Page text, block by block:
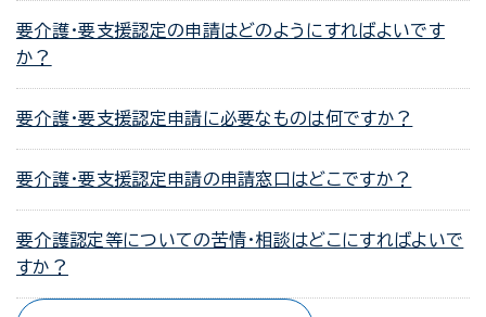
要介護・要支援認定の申請はどのようにすればよいです
か？
要介護・要支援認定申請に必要なものは何ですか？
要介護・要支援認定申請の申請窓口はどこですか？
要介護認定等についての苦情・相談はどこにすればよいで
すか？